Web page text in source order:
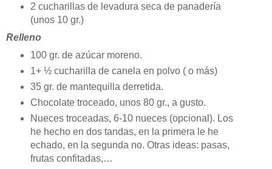
2 cucharillas de levadura seca de panadería
(unos 10 gr.)
Relleno
100 gr. de azúcar moreno.
1+ ½ cucharilla de canela en polvo ( o más)
35 gr. de mantequilla derretida.
Chocolate troceado, unos 80 gr., a gusto.
Nueces troceadas, 6-10 nueces (opcional). Los
he hecho en dos tandas, en la primera le he
echado, en la segunda no. Otras ideas: pasas,
frutas confitadas,…